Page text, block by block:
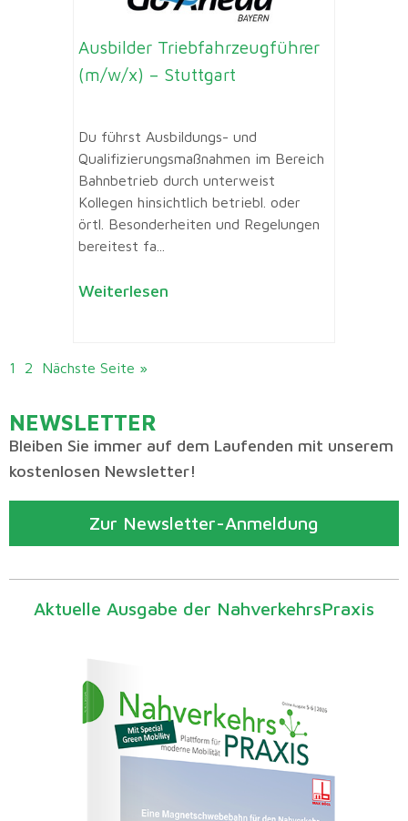
Ausbilder Triebfahrzeugführer
(m/w/x) – Stuttgart
Du führst Ausbildungs- und
Qualifizierungsmaßnahmen im Bereich
Bahnbetrieb durch unterweist
Kollegen hinsichtlich betriebl. oder
örtl. Besonderheiten und Regelungen
bereitest fa...
Weiterlesen
1 2 Nächste Seite »
NEWSLETTER
Bleiben Sie immer auf dem Laufenden mit unserem
kostenlosen Newsletter!
Zur Newsletter-Anmeldung
Aktuelle Ausgabe der NahverkehrsPraxis